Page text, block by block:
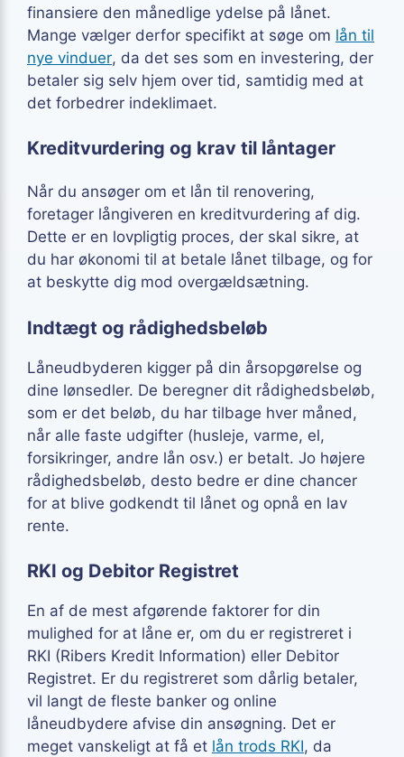
finansiere den månedlige ydelse på lånet.
Mange vælger derfor specifikt at søge om lån til
nye vinduer, da det ses som en investering, der
betaler sig selv hjem over tid, samtidig med at
det forbedrer indeklimaet.
Kreditvurdering og krav til låntager
Når du ansøger om et lån til renovering,
foretager långiveren en kreditvurdering af dig.
Dette er en lovpligtig proces, der skal sikre, at
du har økonomi til at betale lånet tilbage, og for
at beskytte dig mod overgældsætning.
Indtægt og rådighedsbeløb
Låneudbyderen kigger på din årsopgørelse og
dine lønsedler. De beregner dit rådighedsbeløb,
som er det beløb, du har tilbage hver måned,
når alle faste udgifter (husleje, varme, el,
forsikringer, andre lån osv.) er betalt. Jo højere
rådighedsbeløb, desto bedre er dine chancer
for at blive godkendt til lånet og opnå en lav
rente.
RKI og Debitor Registret
En af de mest afgørende faktorer for din
mulighed for at låne er, om du er registreret i
RKI (Ribers Kredit Information) eller Debitor
Registret. Er du registreret som dårlig betaler,
vil langt de fleste banker og online
låneudbydere afvise din ansøgning. Det er
meget vanskeligt at få et lån trods RKI, da